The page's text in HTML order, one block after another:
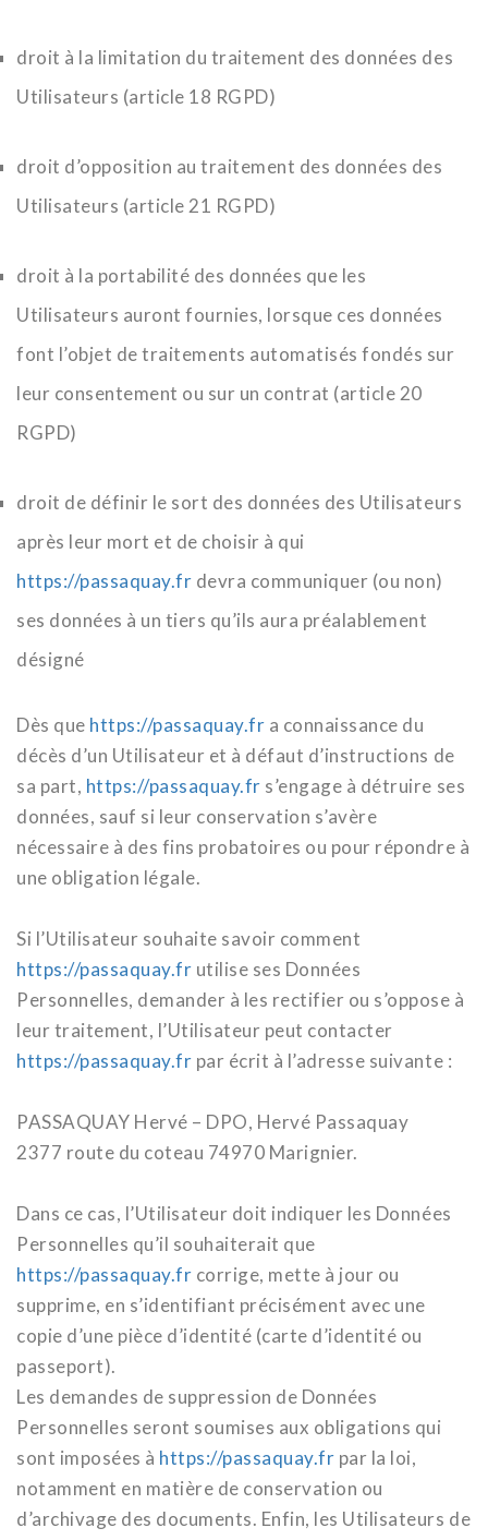
droit à la limitation du traitement des données des
Utilisateurs (article 18 RGPD)
droit d’opposition au traitement des données des
Utilisateurs (article 21 RGPD)
droit à la portabilité des données que les
Utilisateurs auront fournies, lorsque ces données
font l’objet de traitements automatisés fondés sur
leur consentement ou sur un contrat (article 20
RGPD)
droit de définir le sort des données des Utilisateurs
après leur mort et de choisir à qui
https://passaquay.fr devra communiquer (ou non)
ses données à un tiers qu’ils aura préalablement
désigné
Dès que https://passaquay.fr a connaissance du
décès d’un Utilisateur et à défaut d’instructions de
sa part, https://passaquay.fr s’engage à détruire ses
données, sauf si leur conservation s’avère
nécessaire à des fins probatoires ou pour répondre à
une obligation légale.
Si l’Utilisateur souhaite savoir comment
https://passaquay.fr utilise ses Données
Personnelles, demander à les rectifier ou s’oppose à
leur traitement, l’Utilisateur peut contacter
https://passaquay.fr par écrit à l’adresse suivante :
PASSAQUAY Hervé – DPO, Hervé Passaquay
2377 route du coteau 74970 Marignier.
Dans ce cas, l’Utilisateur doit indiquer les Données
Personnelles qu’il souhaiterait que
https://passaquay.fr corrige, mette à jour ou
supprime, en s’identifiant précisément avec une
copie d’une pièce d’identité (carte d’identité ou
passeport).
Les demandes de suppression de Données
Personnelles seront soumises aux obligations qui
sont imposées à https://passaquay.fr par la loi,
notamment en matière de conservation ou
d’archivage des documents. Enfin, les Utilisateurs de